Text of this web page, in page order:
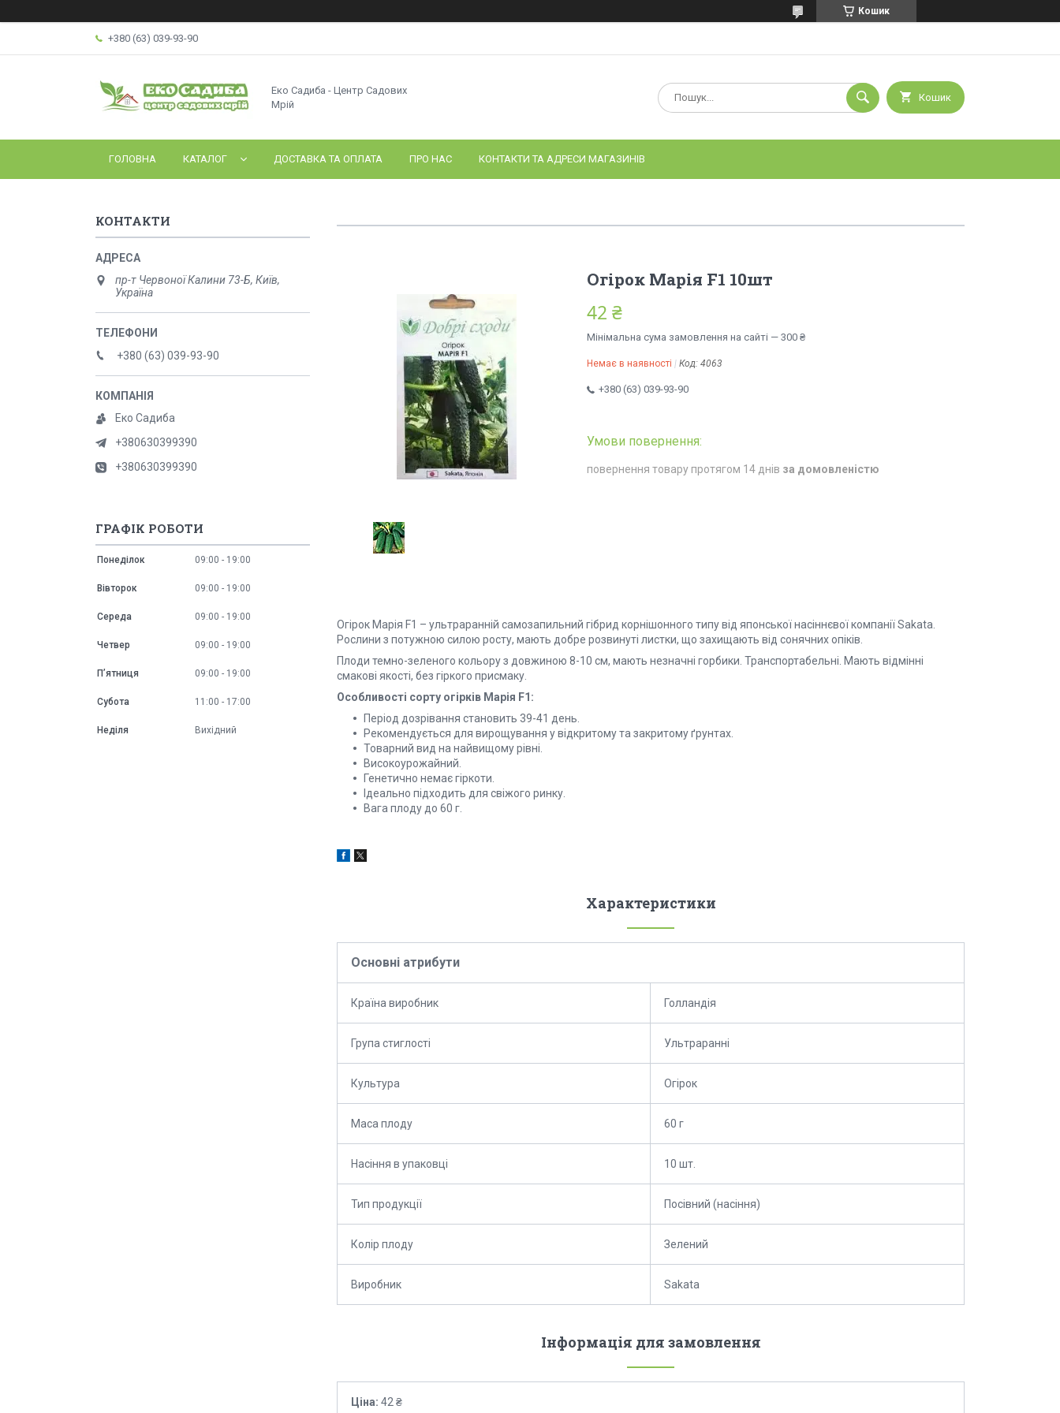
Кошик
+380 (63) 039-93-90
Еко Садиба - Центр Садових
Мрій
Кошик
ГОЛОВНА КАТАЛОГ ДОСТАВКА ТА ОПЛАТА ПРО НАС КОНТАКТИ ТА АДРЕСИ МАГАЗИНІВ
Огірок Марія F1 10шт
42 ₴
Мінімальна сума замовлення на сайті — 300 ₴
Немає в наявності Код: 4063
+380 (63) 039-93-90
повернення товару протягом 14 днів за домовленістю
Огірок Марія F1 – ультраранній самозапильний гібрид корнішонного типу від японської насіннєвої компанії Sakata.
Рослини з потужною силою росту, мають добре розвинуті листки, що захищають від сонячних опіків.
Плоди темно-зеленого кольору з довжиною 8-10 см, мають незначні горбики. Транспортабельні. Мають відмінні
смакові якості, без гіркого присмаку.
Особливості сорту огірків Марія F1:
Період дозрівання становить 39-41 день.
Рекомендується для вирощування у відкритому та закритому ґрунтах.
Товарний вид на найвищому рівні.
Високоурожайний.
Генетично немає гіркоти.
Ідеально підходить для свіжого ринку.
Вага плоду до 60 г.
Характеристики
Основні атрибути
Країна виробник Голландія
Група стиглості Ультраранні
Культура Огірок
Маса плоду 60 г
Насіння в упаковці 10 шт.
Тип продукції Посівний (насіння)
Колір плоду Зелений
Виробник Sakata
Інформація для замовлення
Ціна: 42 ₴
КОНТАКТИ
пр-т Червоної Калини 73-Б, Київ,
Україна
+380 (63) 039-93-90
Еко Садиба
+380630399390
+380630399390
ГРАФІК РОБОТИ
Понеділок 09:00 19:00
Вівторок 09:00 19:00
Середа 09:00 19:00
Четвер 09:00 19:00
Пʼятниця 09:00 19:00
Субота 11:00 17:00
Неділя Вихідний